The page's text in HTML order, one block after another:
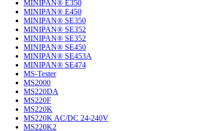
MINIPAN® E350
MINIPAN® E450
MINIPAN® SE350
MINIPAN® SE352
MINIPAN® SE352
MINIPAN® SE450
MINIPAN® SE453A
MINIPAN® SE474
MS-Tester
MS2000
MS220DA
MS220F
MS220K
MS220K AC/DC 24-240V
MS220K2